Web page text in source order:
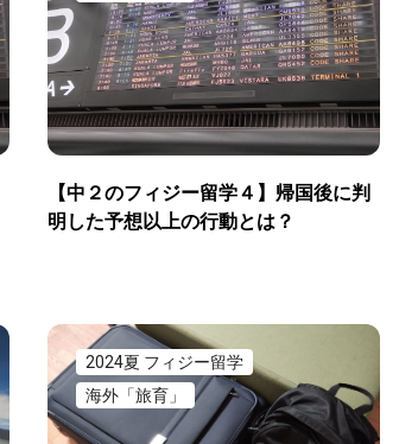
【中２のフィジー留学４】帰国後に判
明した予想以上の行動とは？
2024夏 フィジー留学
海外「旅育」